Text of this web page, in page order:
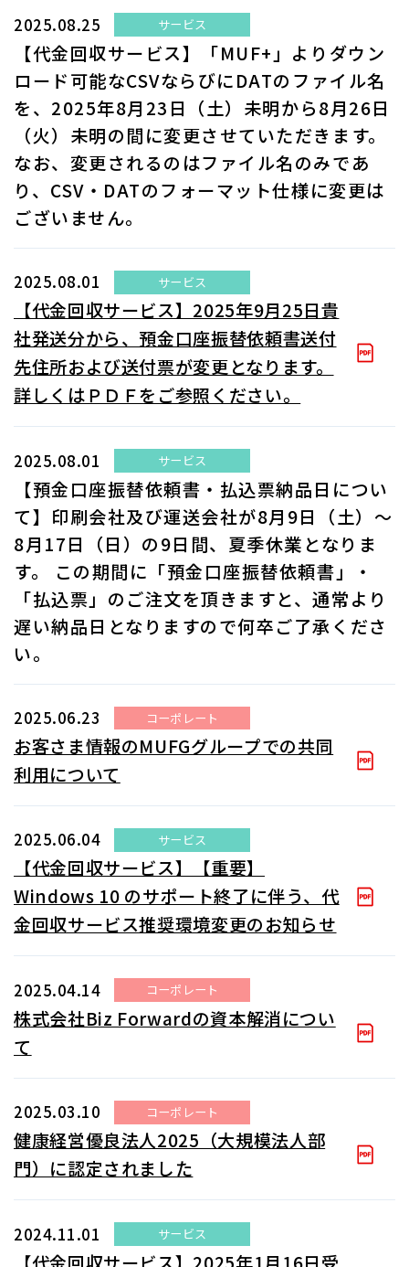
2025.08.25 サービス
【代金回収サービス】「MUF+」よりダウン
ロード可能なCSVならびにDATのファイル名
を、2025年8月23日（土）未明から8月26日
（火）未明の間に変更させていただきます。
なお、変更されるのはファイル名のみであ
り、CSV・DATのフォーマット仕様に変更は
ございません。
2025.08.01 サービス
【代金回収サービス】2025年9月25日貴
社発送分から、預金口座振替依頼書送付
先住所および送付票が変更となります。
詳しくはＰＤＦをご参照ください。
2025.08.01 サービス
【預金口座振替依頼書・払込票納品日につい
て】印刷会社及び運送会社が8月9日（土）～
8月17日（日）の9日間、夏季休業となりま
す。 この期間に「預金口座振替依頼書」・
「払込票」のご注文を頂きますと、通常より
遅い納品日となりますので何卒ご了承くださ
い。
2025.06.23 コーポレート
お客さま情報のMUFGグループでの共同
利用について
2025.06.04 サービス
【代金回収サービス】【重要】
Windows 10 のサポート終了に伴う、代
金回収サービス推奨環境変更のお知らせ
2025.04.14 コーポレート
株式会社Biz Forwardの資本解消につい
て
2025.03.10 コーポレート
健康経営優良法人2025（大規模法人部
門）に認定されました
2024.11.01 サービス